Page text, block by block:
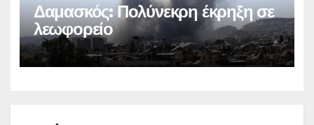
Δαμασκός: Πολύνεκρη έκρηξη σε
λεωφορείο